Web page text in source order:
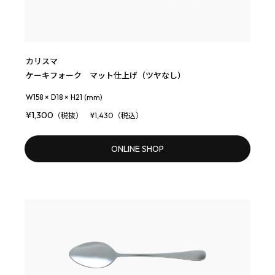
カリスマ
ケーキフォーク マット仕上げ（ツヤなし）
W158 × D18 × H21 (mm)
¥1,300 （税抜） ¥1,430（税込）
ONLINE SHOP